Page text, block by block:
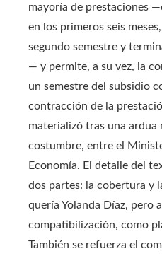
mayoría de prestaciones
en los primeros seis
segundo semestre y
— y permite, a su vez, la
un semestre del subsidio
contracción de la
materializó tras una ardua
costumbre, entre el
Economía. El detalle del
dos partes: la cobertura y
quería Yolanda Díaz, pero
compatibilización, como
También se refuerza el